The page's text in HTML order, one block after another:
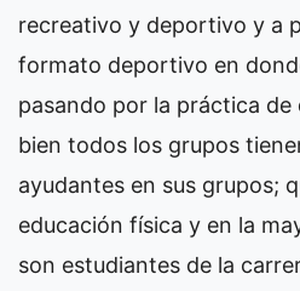
recreativo y deportivo y a
formato deportivo en
pasando por la práctica
bien todos los grupos
ayudantes en sus grupos;
educación física y en la
son estudiantes de la